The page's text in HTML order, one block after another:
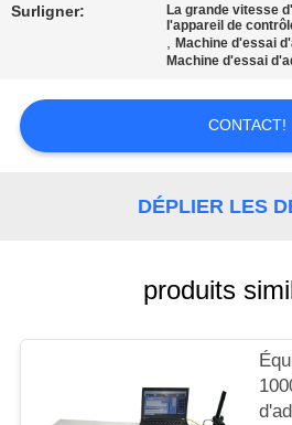
CONTRÔLE
QUALITÉ
DEMANDEZ
PLAN
Surligner:
La grande vitesse
l'appareil de
,Machine d'essai
Machine d'essai
CONTACT!
DÉPLIER LES
produits